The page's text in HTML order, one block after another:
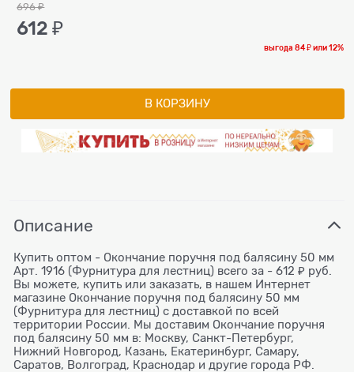
696 ₽
612 ₽
выгода84 ₽или12%
В КОРЗИНУ
Описание
Купить оптом - Окончание поручня под балясину 50 мм
Арт. 1916 (Фурнитура для лестниц) всего за - 612 ₽ руб.
Вы можете, купить или заказать, в нашем Интернет
магазине Окончание поручня под балясину 50 мм
(Фурнитура для лестниц) с доставкой по всей
территории России. Мы доставим Окончание поручня
под балясину 50 мм в: Москву, Санкт-Петербург,
Нижний Новгород, Казань, Екатеринбург, Самару,
Саратов, Волгоград, Краснодар и другие города РФ.